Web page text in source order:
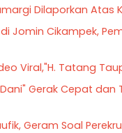
Dilaporkan Atas
Jomin Cikampek,
Viral,"H. Tatang
Gerak Cepat
Geram Soal